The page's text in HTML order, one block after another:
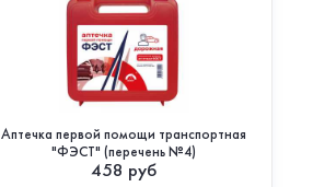
Аптечка первой помощи транспортная
"ФЭСТ" (перечень №4)
458 руб